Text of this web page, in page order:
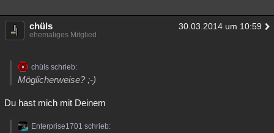
chüls 30.03.2014 um 10:59
ehemaliges Mitglied
chüls schrieb:
Möglicherweise? ;-)
Du hast mich mit Deinem
Enterprise1701 schrieb: